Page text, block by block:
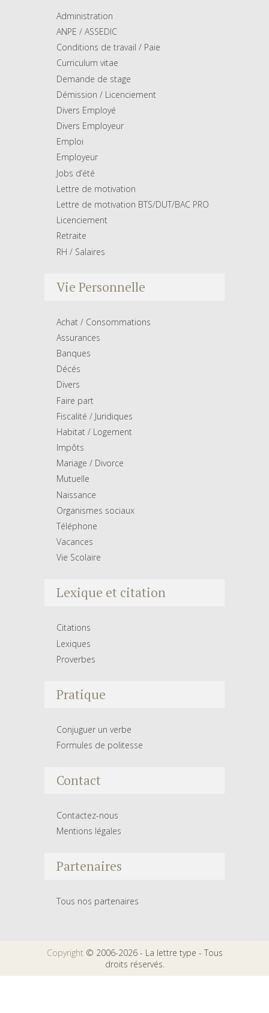
Administration
ANPE / ASSEDIC
Conditions de travail / Paie
Curriculum vitae
Demande de stage
Démission / Licenciement
Divers Employé
Divers Employeur
Emploi
Employeur
Jobs d’été
Lettre de motivation
Lettre de motivation BTS/DUT/BAC PRO
Licenciement
Retraite
RH / Salaires
Vie Personnelle
Achat / Consommations
Assurances
Banques
Décés
Divers
Faire part
Fiscalité / Juridiques
Habitat / Logement
Impôts
Mariage / Divorce
Mutuelle
Naissance
Organismes sociaux
Téléphone
Vacances
Vie Scolaire
Lexique et citation
Citations
Lexiques
Proverbes
Pratique
Conjuguer un verbe
Formules de politesse
Contact
Contactez-nous
Mentions légales
Partenaires
Tous nos partenaires
Copyright © 2006-2026 - La lettre type - Tous
droits réservés.